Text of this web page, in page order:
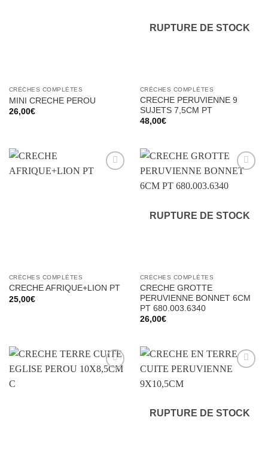
CRÈCHES COMPLÈTES
MINI CRECHE PEROU
26,00€
RUPTURE DE STOCK
CRÈCHES COMPLÈTES
CRECHE PERUVIENNE 9
SUJETS 7,5CM PT
48,00€
CRÈCHES COMPLÈTES
CRECHE AFRIQUE+LION PT
25,00€
à la liste
RUPTURE DE STOCK
CRÈCHES COMPLÈTES
CRECHE GROTTE
PERUVIENNE BONNET 6CM
PT 680.003.6340
26,00€
RUPTURE DE STOCK